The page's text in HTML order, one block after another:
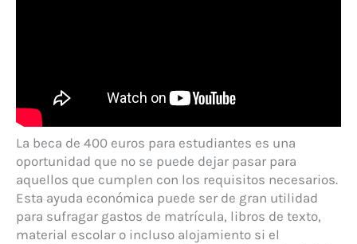
La beca de 400 euros para estudiantes es una
oportunidad que no se puede dejar pasar para
aquellos que cumplen con los requisitos necesarios.
Esta ayuda económica puede ser de gran utilidad
para sufragar gastos de matrícula, libros de texto,
material escolar o incluso alojamiento si el